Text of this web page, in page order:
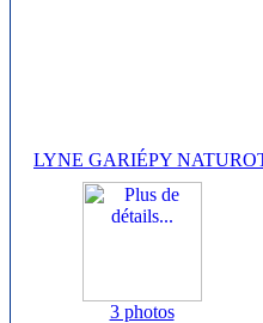
LYNE GARIÉPY
3 photos